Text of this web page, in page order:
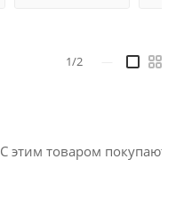
1/2
С этим товаром покупают